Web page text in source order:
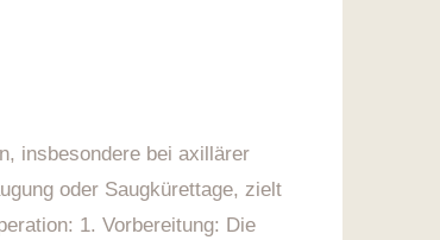
insbesondere bei axillärer
oder Saugkürettage, zielt
1. Vorbereitung: Die